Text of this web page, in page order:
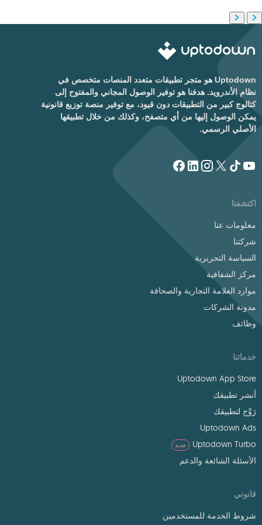
Uptodown هو متجر تطبيقات متعدد المنصات متخصص في
نظام الأندرويد. هدفنا هو توفير الوصول المجاني والمفتوح إلى
كتالوج كبير من التطبيقات دون قيود، مع توفير منصة توزيع قانونية
يمكن الوصول إليها من أي متصفح، وكذلك من خلال تطبيقها
الأصلي الرسمي.
اكتشفنا
معلومات عنا
شركتنا
السياسة التحريرية
مركز الشفافية
موارد العلامة التجارية والصحافة
مدونة الشركات
وظائف
خدماتنا
Uptodown App Store
أنشر تطبيقك
رَوِّج لتطبيقك
Uptodown Ads
Uptodown Turbo
جديد
الأسئلة الشائعة والدعم
قانوني
شروط الخدمة للمستخدمين